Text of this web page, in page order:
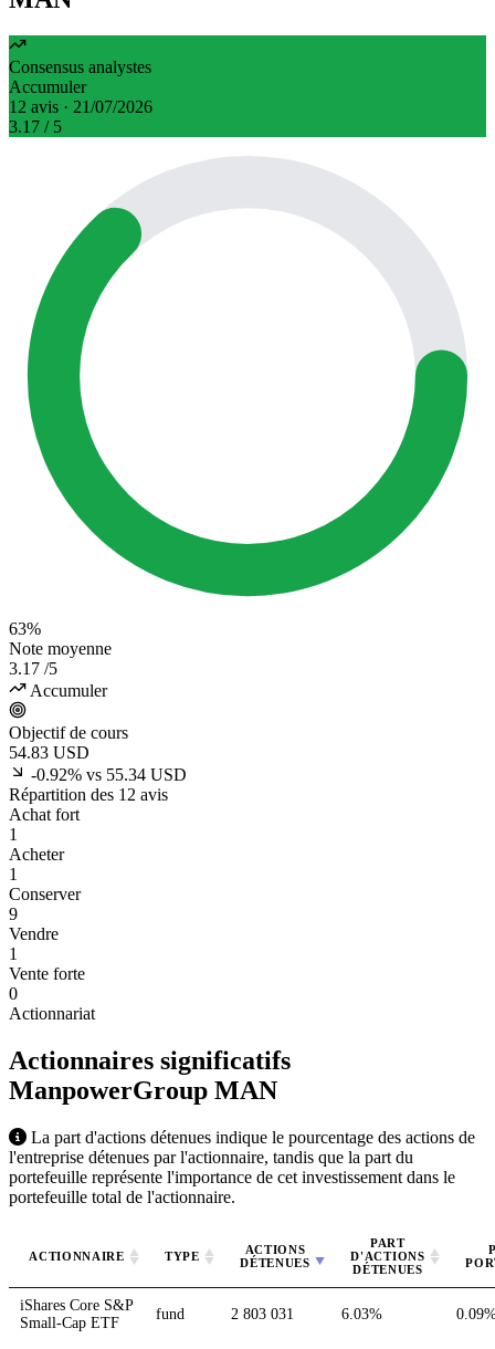
Consensus analystes
Accumuler
12 avis · 21/07/2026
3.17 / 5
63%
Note moyenne
3.17 /5
Accumuler
Objectif de cours
54.83 USD
-0.92% vs 55.34 USD
Répartition des 12 avis
Achat fort
1
Acheter
1
Conserver
9
Vendre
1
Vente forte
0
Actionnariat
Actionnaires significatifs
ManpowerGroup MAN
La part d'actions détenues indique le pourcentage des actions de
l'entreprise détenues par l'actionnaire, tandis que la part du
portefeuille représente l'importance de cet investissement dans le
portefeuille total de l'actionnaire.
ACTIONNAIRE TYPE
ACTIONS
DÉTENUES
PART
D'ACTIONS
DÉTENUES
iShares Core S&P
Small-Cap ETF
fund 2 803 031 6.03%